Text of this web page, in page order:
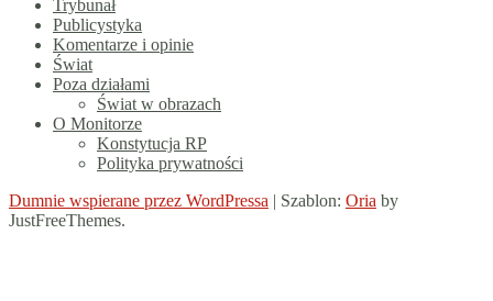
Trybunał
Publicystyka
Komentarze i opinie
Świat
Poza działami
Świat w obrazach
O Monitorze
Konstytucja RP
Polityka prywatności
Dumnie wspierane przez WordPressa | Szablon: Oria by
JustFreeThemes.